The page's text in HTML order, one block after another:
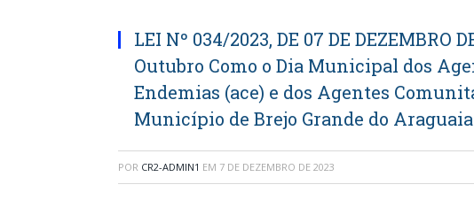
LEI Nº 034/2023, DE 07 DE DEZEMBRO
Outubro Como o Dia Municipal dos
Endemias (ace) e dos Agentes
Município de Brejo Grande do
POR CR2-ADMIN1 EM 7 DE DEZEMBRO DE 2023